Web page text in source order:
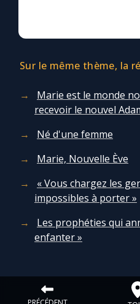
Sur le même thème, la
Marie est le monde
recevoir le nouvel
Né d'une femme
Marie, Nouvelle Ève
« Vous chargez les
impossibles à porter »
Les prophéties qui
enfanter »